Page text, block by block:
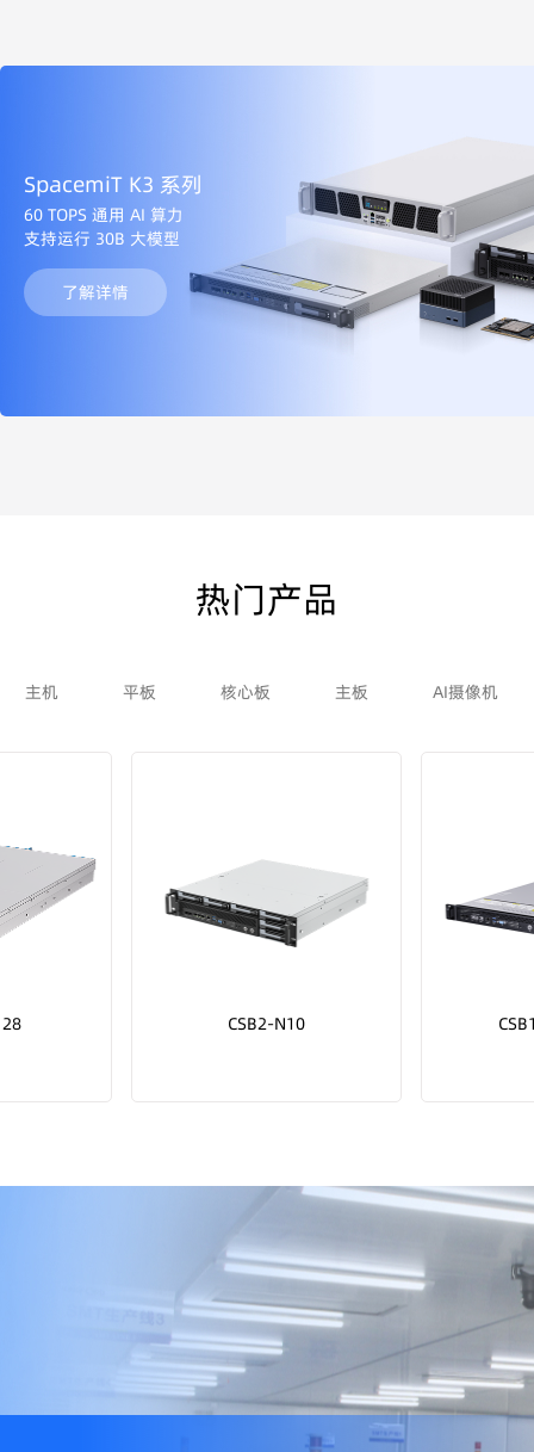
SpacemiT K3 系列
60 TOPS 通用 AI 算力
支持运行 30B 大模型
了解详情
热门产品
主机 平板 核心板 主板 AI摄像机
CSB2-N10